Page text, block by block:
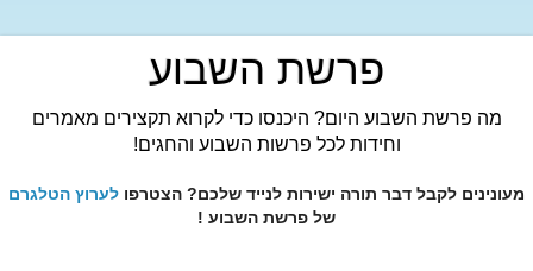
פרשת השבוע
מה פרשת השבוע היום? היכנסו כדי לקרוא תקצירים מאמרים
וחידות לכל פרשות השבוע והחגים!
מעונינים לקבל דבר תורה ישירות לנייד שלכם? הצטרפו לערוץ הטלגרם
של פרשת השבוע !